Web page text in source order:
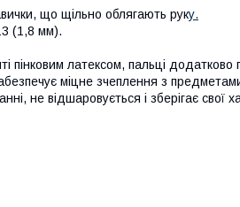
що щільно облягають руку.
(1,8 мм).
пінковим латексом, пальці
міцне зчеплення з
не відшаровується і зберігає свої